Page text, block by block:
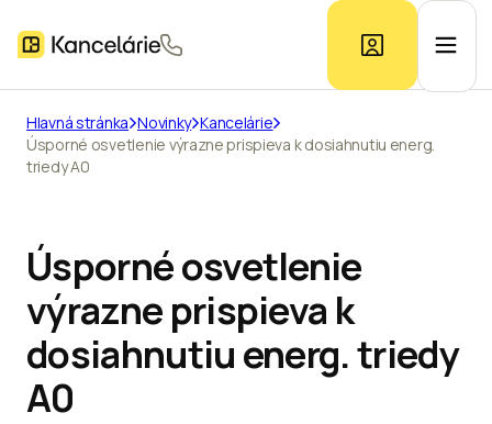
Ponuka kancelárií
Kontakt
Hlavná stránka Novinky Kancelárie
Úsporné osvetlenie výrazne prispieva k dosiahnutiu energ.
triedy A0
Úsporné osvetlenie
výrazne prispieva k
dosiahnutiu energ. triedy
A0